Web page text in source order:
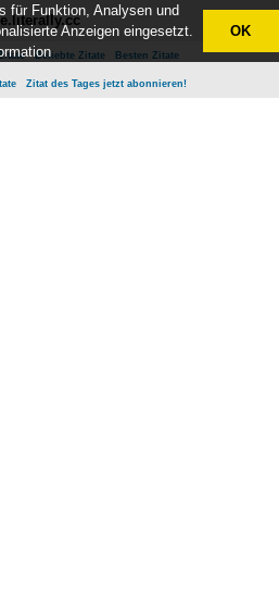
Beliebte Zitate Besten Zitate
Zitat des Tages jetzt abonnieren!
für Funktion, Analysen und
Anzeigen eingesetzt.
OK